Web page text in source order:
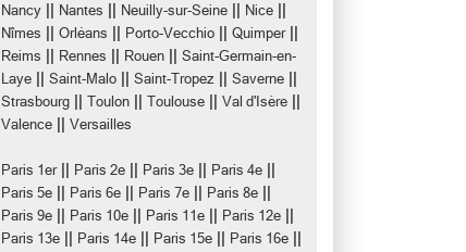
Nancy Nantes Neuilly-sur-Seine Nice
Nîmes Orléans Porto-Vecchio Quimper||
Reims Rennes Rouen
Saint-Germain-en-
Laye
Saint-Malo Saint-Tropez Saverne
Strasbourg Toulon Toulouse Val d'Isère
Valence Versailles
Paris 1er|| Paris 2e Paris 3e Paris 4e
Paris 5e Paris 6e Paris 7e Paris 8e
Paris 9e Paris 10e Paris 11e Paris 12e
Paris 13e Paris 14e Paris 15e Paris 16e